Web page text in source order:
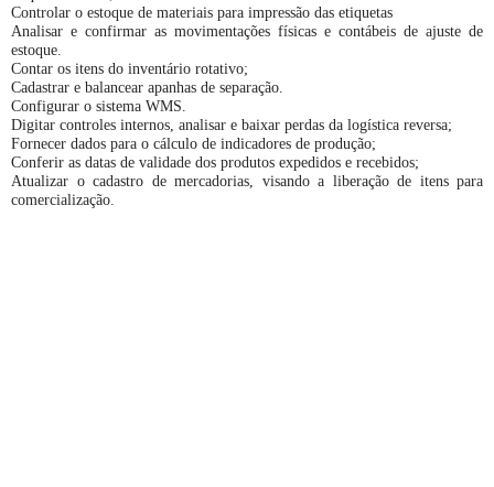
Controlar o estoque de materiais para impressão das etiquetas
Analisar e confirmar as movimentações físicas e contábeis de ajuste de
estoque.
Contar os itens do inventário rotativo;
Cadastrar e balancear apanhas de separação.
Configurar o sistema WMS.
Digitar controles internos, analisar e baixar perdas da logística reversa;
Fornecer dados para o cálculo de indicadores de produção;
Conferir as datas de validade dos produtos expedidos e recebidos;
Atualizar o cadastro de mercadorias, visando a liberação de itens para
comercialização.